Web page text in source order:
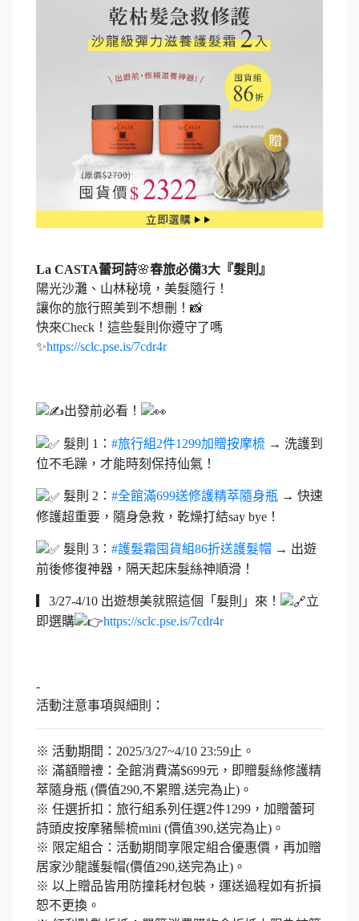
La CASTA蕾珂詩🌸春旅必備3大『髮則』
陽光沙灘、山林秘境，美髮隨行！
讓你的旅行照美到不想刪！📸
快來Check！這些髮則你遵守了嗎
✨https://sclc.pse.is/7cdr4r
出發前必看！
髮則 1： #旅行組2件1299加贈按摩梳 → 洗護到
位不毛躁，才能時刻保持仙氣！
髮則 2： #全館滿699送修護精萃隨身瓶 → 快速
修護超重要，隨身急救，乾燥打結say bye！
髮則 3： #護髮霜囤貨組86折送護髮帽 → 出遊
前後修復神器，隔天起床髮絲神順滑！
▎3/27-4/10 出遊想美就照這個「髮則」來！
立
即選購
https://sclc.pse.is/7cdr4r
-
活動注意事項與細則：
※ 活動期間：2025/3/27~4/10 23:59止。
※ 滿額贈禮：全館消費滿$699元，即贈髮絲修護精
萃隨身瓶 (價值290,不累贈,送完為止)。
※ 任選折扣：旅行組系列任選2件1299，加贈蕾珂
詩頭皮按摩豬鬃梳mini (價值390,送完為止)。
※ 限定組合：活動期間享限定組合優惠價，再加贈
居家沙龍護髮帽(價值290,送完為止)。
※ 以上贈品皆用防撞耗材包裝，運送過程如有折損
恕不更換。